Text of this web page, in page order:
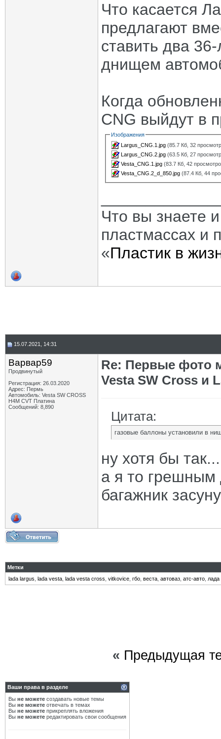
Что касается
предлагают
ставить два
днищем
Когда
CNG выйдут в
Изображения
Largus_CNG.1.jpg (85.7 Кб, 32
Largus_CNG.2.jpg (63.5 Кб, 27
Vesta_CNG.1.jpg (83.7 Кб, 42
Vesta_CNG.2_d_850.jpg (87.4 Кб, 44
Что вы знаете
пластмассах и
«Пластик в
15.07.2021, 14:31
Варвар59
Продвинутый
Регистрация: 26.03.2020
Адрес: Пермь
Автомобиль: Vesta SW CROSS
H4M CVT Платина
Сообщений: 8,890
Re: Первые фото
Vesta SW Cross и
Цитата:
газовые баллоны установили в
ну хотя бы так...
а я то грешным
багажник
Метки
lada largus lada vesta lada vesta cross vitkovice гбо веста автоваз атс-авто лада
« Предыдущая
Ваши права в разделе
Вы не можете создавать новые темы
Вы не можете отвечать в темах
Вы не можете прикреплять вложения
Вы не можете редактировать свои сообщения